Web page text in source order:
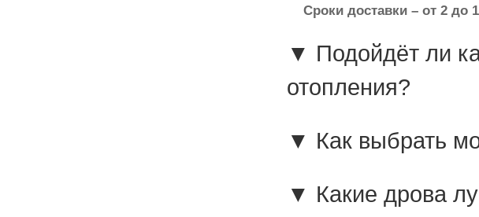
Сроки доставки – от 2 до
▼ Подойдёт ли
отопления?
▼ Как выбрать
▼ Какие дрова